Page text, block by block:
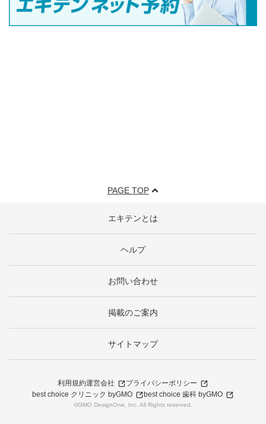
PAGE TOP
エキテンとは
ヘルプ
お問い合わせ
掲載のご案内
サイトマップ
利用規約運営会社
プライバシーポリシー
best choice クリニック byGMO
best choice 歯科 byGMO
©GMO DesignOne, Inc. All Rights reserved.